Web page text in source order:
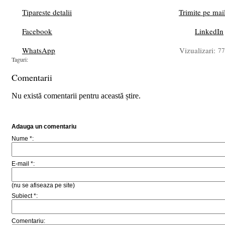
Tipareste detalii
Trimite pe
Facebook
LinkedIn
WhatsApp
Vizualizari:
Taguri:
Comentarii
Nu există comentarii pentru această știre.
Adauga un comentariu
Nume *:
E-mail *:
(nu se afiseaza pe site)
Subiect *:
Comentariu: